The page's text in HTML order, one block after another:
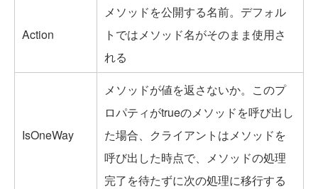
Action
メソッドを公開する名前。デフォル
トではメソッド名がそのまま使用さ
れる
IsOneWay
メソッドが値を返さないか。このプ
ロパティがtrueのメソッドを呼び出し
た場合、クライアントはメソッドを
呼び出した時点で、メソッドの処理
完了を待たずに次の処理に移行する